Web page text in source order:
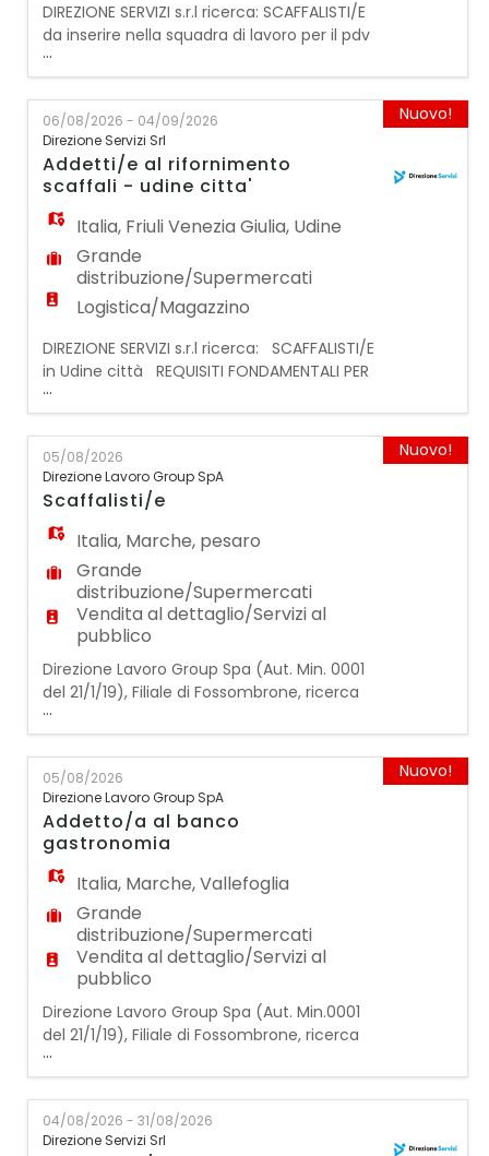
DIREZIONE SERVIZI s.r.l ricerca: SCAFFALISTI/E
da inserire nella squadra di lavoro per il pdv
di ARZIGNANO (VI). REQUISITI FONDAMENTALI
PER LA CANDIDATURA: - Preferibilmente
avere esperienza pregressa nella specifica
mansione svolta in supermercati e/o
negozi; - DISPONIBILITA' IMMEDIATA e
flessibilità oraria; - Domicilio in Savona o
essere aut
...
06/08/2026 - 04/09/2026
Direzione Servizi Srl
Addetti/e al rifornimento
scaffali - udine citta'
Italia, Friuli Venezia Giulia, Udine
Grande
distribuzione/Supermercati
Logistica/Magazzino
DIREZIONE SERVIZI s.r.l ricerca: SCAFFALISTI/E
in Udine città REQUISITI FONDAMENTALI PER
LA CANDIDATURA: - Preferibilmente
esperienza pregressa nella mansione presso
la G.D.O; - DISPONIBILITA' IMMEDIATA e
flessibilità oraria; - Domicilio ad Albino o
essere automuniti/motomuniti; - Capacità
di lavorare in team, gestione dello stress,
dinam
...
Nuovo!
05/08/2026
Direzione Lavoro Group SpA
Scaffalisti/e
Italia, Marche, pesaro
Grande
distribuzione/Supermercati
Vendita al dettaglio/Servizi al
pubblico
Direzione Lavoro Group Spa (Aut. Min. 0001
del 21/1/19), Filiale di Fossombrone, ricerca
per supermercato SCAFFALISTI GDO. La
figura ricercata dovrà svolgere le seguenti
mansioni: - rifornimento e sistemazione
della merce sugli scaffali; - controllo delle
scadenze e rotazione dei prodotti; - verifica
della corretta esposizione dei prodotti; -
...
Nuovo!
05/08/2026
Direzione Lavoro Group SpA
Addetto/a al banco
gastronomia
Italia, Marche,Vallefoglia
Grande
distribuzione/Supermercati
Vendita al dettaglio/Servizi al
pubblico
Direzione Lavoro Group Spa (Aut. Min.0001
del 21/1/19), Filiale di Fossombrone, ricerca
per un supermercato un/a ADDETTO/A AL
BANCO GASTRONOMIA La figura ricercata
dovrà svolgere le seguenti mansioni: ●
Gestione e preparazione dei prodotti da
banco gastronomia ● Assistenza ai clienti
...
Nuovo!
04/08/2026 - 31/08/2026
Direzione Servizi Srl